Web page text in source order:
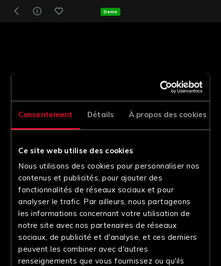
Consentement Détails À propos des cookies
Ce site web utilise des cookies
Nous utilisons des cookies pour personnaliser nos
contenus et publicités, pour ajouter des
fonctionnalités de réseaux sociaux et pour
analyser le trafic. Par ailleurs, nous partageons
les informations concernant votre utilisation de
notre site avec nos partenaires de réseaux
sociaux, de publicité et d'analyse, et ces derniers
peuvent les combiner avec d'autres
renseignements que vous fournissez ou qu'ils
Demo